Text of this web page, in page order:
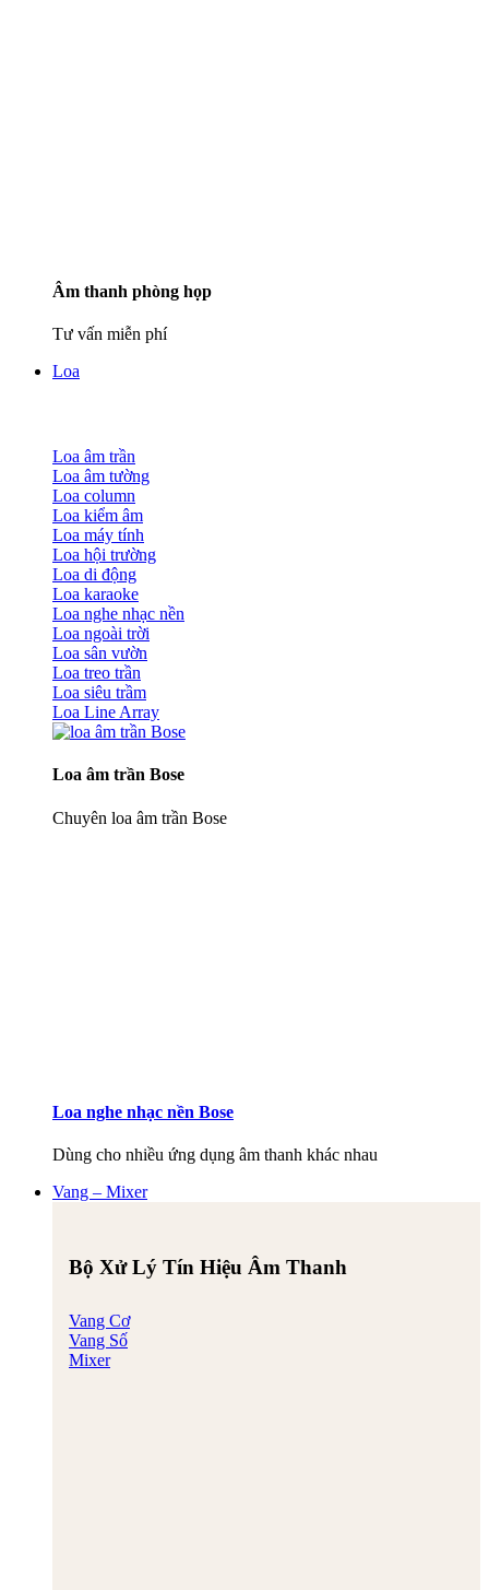
Âm thanh phòng họp
Tư vấn miễn phí
Loa
Loa âm trần
Loa âm tường
Loa column
Loa kiểm âm
Loa máy tính
Loa hội trường
Loa di động
Loa karaoke
Loa nghe nhạc nền
Loa ngoài trời
Loa sân vườn
Loa treo trần
Loa siêu trầm
Loa Line Array
Loa âm trần Bose
Chuyên loa âm trần Bose
Loa nghe nhạc nền Bose
Dùng cho nhiều ứng dụng âm thanh khác nhau
Vang – Mixer
Bộ Xử Lý Tín Hiệu Âm Thanh
Vang Cơ
Vang Số
Mixer